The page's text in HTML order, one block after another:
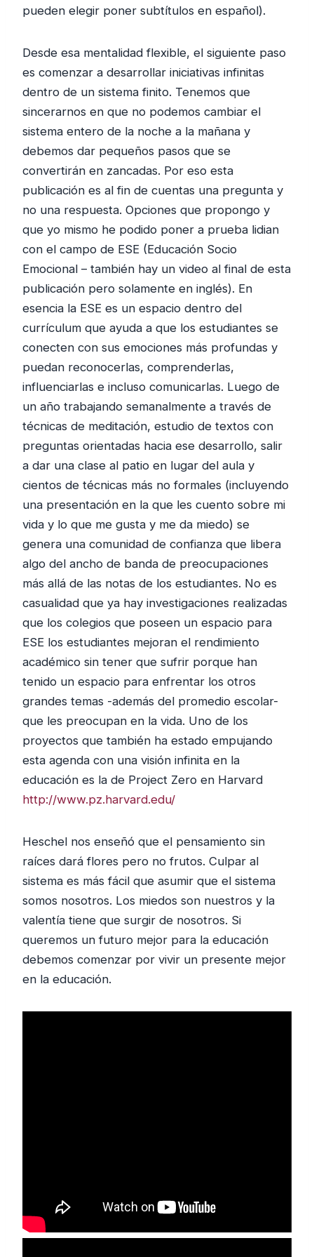
pueden elegir poner subtítulos en español).
Desde esa mentalidad flexible, el siguiente paso
es comenzar a desarrollar iniciativas infinitas
dentro de un sistema finito. Tenemos que
sincerarnos en que no podemos cambiar el
sistema entero de la noche a la mañana y
debemos dar pequeños pasos que se
convertirán en zancadas. Por eso esta
publicación es al fin de cuentas una pregunta y
no una respuesta. Opciones que propongo y
que yo mismo he podido poner a prueba lidian
con el campo de ESE (Educación Socio
Emocional – también hay un video al final de esta
publicación pero solamente en inglés). En
esencia la ESE es un espacio dentro del
currículum que ayuda a que los estudiantes se
conecten con sus emociones más profundas y
puedan reconocerlas, comprenderlas,
influenciarlas e incluso comunicarlas. Luego de
un año trabajando semanalmente a través de
técnicas de meditación, estudio de textos con
preguntas orientadas hacia ese desarrollo, salir
a dar una clase al patio en lugar del aula y
cientos de técnicas más no formales (incluyendo
una presentación en la que les cuento sobre mi
vida y lo que me gusta y me da miedo) se
genera una comunidad de confianza que libera
algo del ancho de banda de preocupaciones
más allá de las notas de los estudiantes. No es
casualidad que ya hay investigaciones realizadas
que los colegios que poseen un espacio para
ESE los estudiantes mejoran el rendimiento
académico sin tener que sufrir porque han
tenido un espacio para enfrentar los otros
grandes temas -además del promedio escolar-
que les preocupan en la vida. Uno de los
proyectos que también ha estado empujando
esta agenda con una visión infinita en la
educación es la de Project Zero en Harvard
http://www.pz.harvard.edu/
Heschel nos enseñó que el pensamiento sin
raíces dará flores pero no frutos. Culpar al
sistema es más fácil que asumir que el sistema
somos nosotros. Los miedos son nuestros y la
valentía tiene que surgir de nosotros. Si
queremos un futuro mejor para la educación
debemos comenzar por vivir un presente mejor
en la educación.